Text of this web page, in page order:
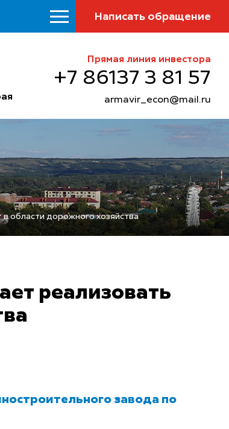
Написать обращение
Прямая линия инвестора
+7 86137 3 81 57
armavir_econ@mail.ru
области дорожного хозяйства
реализовать
завода по